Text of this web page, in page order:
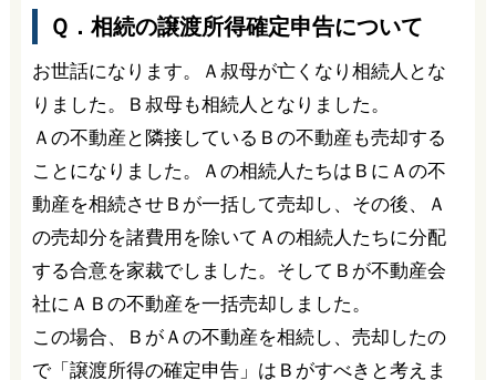
Ｑ．相続の譲渡所得確定申告について
お世話になります。Ａ叔母が亡くなり相続人とな
りました。Ｂ叔母も相続人となりました。
Ａの不動産と隣接しているＢの不動産も売却する
ことになりました。Ａの相続人たちはＢにＡの不
動産を相続させＢが一括して売却し、その後、Ａ
の売却分を諸費用を除いてＡの相続人たちに分配
する合意を家裁でしました。そしてＢが不動産会
社にＡＢの不動産を一括売却しました。
この場合、ＢがＡの不動産を相続し、売却したの
で「譲渡所得の確定申告」はＢがすべきと考えま